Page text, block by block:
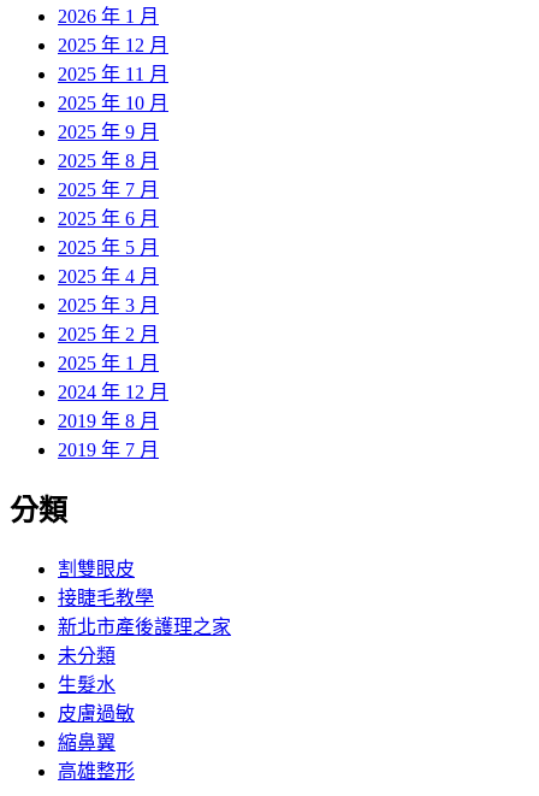
2026 年 1 月
2025 年 12 月
2025 年 11 月
2025 年 10 月
2025 年 9 月
2025 年 8 月
2025 年 7 月
2025 年 6 月
2025 年 5 月
2025 年 4 月
2025 年 3 月
2025 年 2 月
2025 年 1 月
2024 年 12 月
2019 年 8 月
2019 年 7 月
分類
割雙眼皮
接睫毛教學
新北市產後護理之家
未分類
生髮水
皮膚過敏
縮鼻翼
高雄整形